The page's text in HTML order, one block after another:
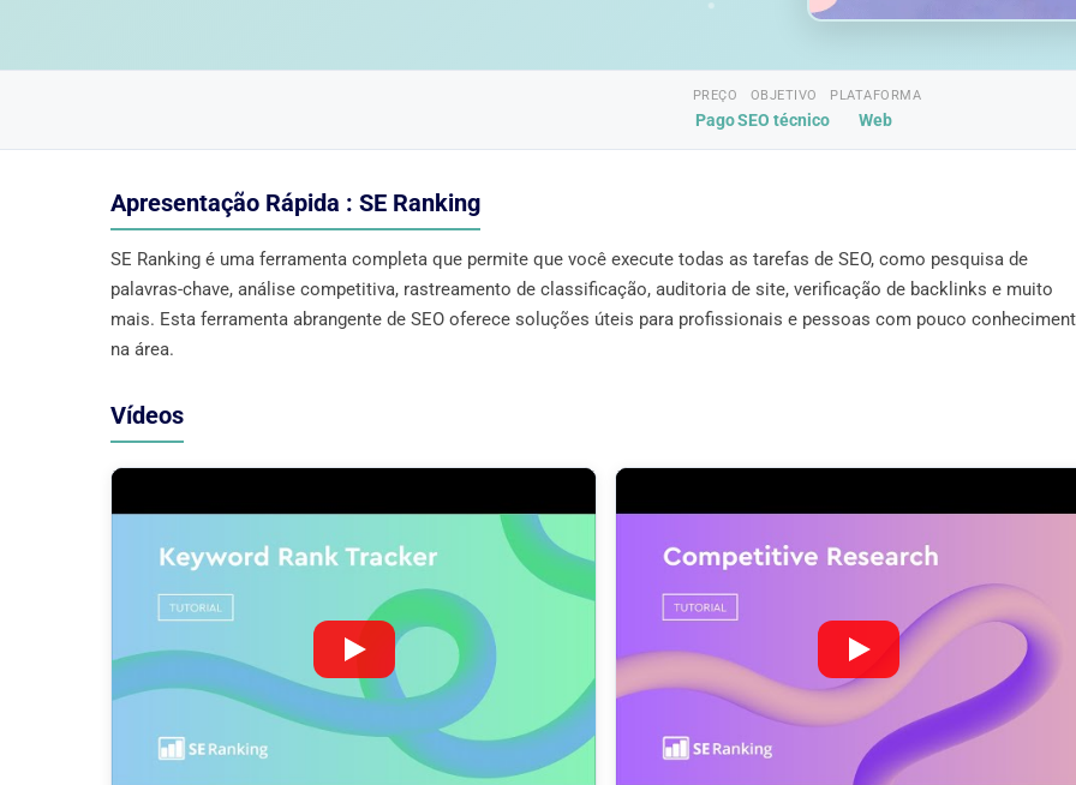
PREÇO
Pago
OBJETIVO
SEO técnico
PLATAFORMA
Web
Apresentação Rápida : SE Ranking
SE Ranking é uma ferramenta completa que permite que você execute todas as tarefas de SEO, como pesquisa de
palavras-chave, análise competitiva, rastreamento de classificação, auditoria de site, verificação de backlinks e muito
mais. Esta ferramenta abrangente de SEO oferece soluções úteis para profissionais e pessoas com pouco
na área.
Vídeos